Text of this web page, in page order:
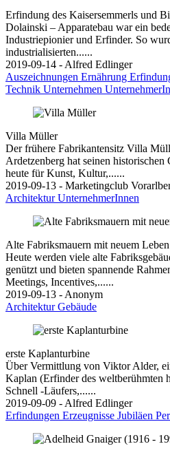
Erfindung des Kaisersemmerls und
Dolainski – Apparatebau war ein
Industriepionier und Erfinder. So
industrialisierten......
2019-09-14 - Alfred Edlinger
Auszeichnungen Ernährung
Technik Unternehmen
Villa Müller
Der frühere Fabrikantensitz Villa
Ardetzenberg hat seinen historischen
heute für Kunst, Kultur,......
2019-09-13 - Marketingclub
ArchitekturUnternehmerInnen
Alte Fabriksmauern mit neuem Leben
Heute werden viele alte
genützt und bieten spannende
Meetings, Incentives,......
2019-09-13 - Anonym
ArchitekturGebäude
erste Kaplanturbine
Über Vermittlung von Viktor Alder,
Kaplan (Erfinder des weltberühmten
Schnell -Läufers,......
2019-09-09 - Alfred Edlinger
Erfindungen Erzeugnisse Jubiläen